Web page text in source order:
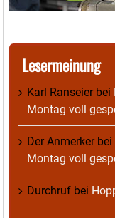
Lesermeinung
Karl Ranseierbei
Montag voll
Der Anmerkerbei
Montag voll
Durchruf bei